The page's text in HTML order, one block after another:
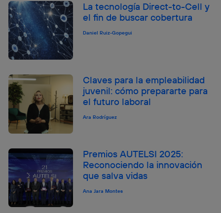
La tecnología Direct-to-Cell y
el fin de buscar cobertura
Daniel Ruiz-Gopegui
Claves para la empleabilidad
juvenil: cómo prepararte para
el futuro laboral
Ara Rodríguez
Premios AUTELSI 2025:
Reconociendo la innovación
que salva vidas
Ana Jara Montes